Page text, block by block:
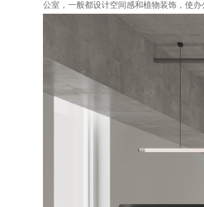
公室，一般都设计空间感和植物装饰，使